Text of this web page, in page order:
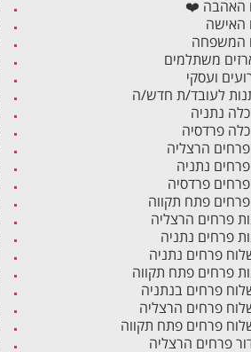
האהבה ❤️
האישה
המשפחה
משתלמים
ועסקי
לעובד/ת חדש/ה
נתניה
פרדסיה
הרצליה
נתניה
פרדסיה
פתח תקווה
פרחים הרצליה
פרחים נתניה
פרחים נתניה
פרחים פתח תקווה
פרחים בנתניה
פרחים הרצליה
פרחים פתח תקווה
פרחים הרצליה